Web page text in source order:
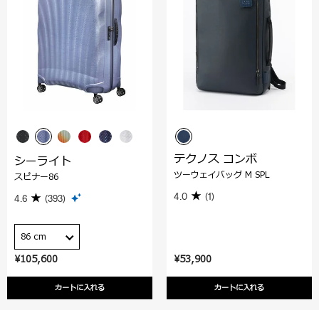
¥105,600
カートに入れる
シーライト
スピナー86
4.6 (393)
86 cm
¥53,900
カートに入れる
テクノス コンボ
ツーウェイバッグ M SPL
4.0 (1)